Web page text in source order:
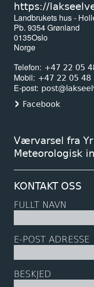
https://
Landbrukets hus -
Pb. 9354 Grønland
0135Oslo
Norge
Telefon
+47 22 05
Mobil +47 22 05 48
E-post
Facebook
Værvarsel fra
Meteorologisk
KONTAKT OSS
FULLT NAVN
E-POST ADRESSE
BESKJED